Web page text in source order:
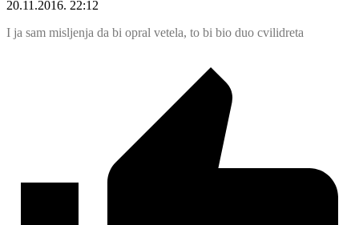
20.11.2016. 22:12
I ja sam misljenja da bi opral vetela, to bi bio duo cvilidreta